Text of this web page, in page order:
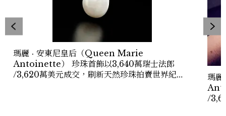
瑪麗 · 安東尼皇后（Queen Marie
Antoinette） 珍珠首飾以3,640萬瑞士法郎
/3,620萬美元成交，刷新天然珍珠拍賣世界紀
瑪
/